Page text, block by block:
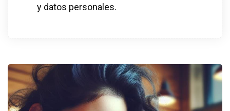
y datos personales.